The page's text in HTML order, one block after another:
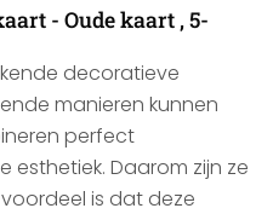
- Oude kaart , 5-
decoratieve
manieren kunnen
perfect
Daarom zijn ze
is dat deze